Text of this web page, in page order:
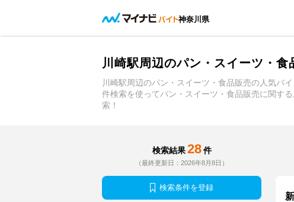
神奈川県
川崎駅周辺のパン・スイーツ・
川崎駅周辺のパン・スイーツ・食品販売の人気バ
件検索を使ってパン・スイーツ・食品販売に関す
索！
検索結果 28 件
（最終更新日：2026年8月8日）
検索条件を登録